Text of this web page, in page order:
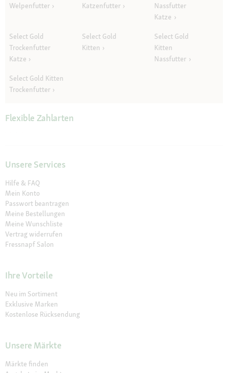
Welpenfutter
Katzenfutter
Nassfutter
Katze
Select Gold
Trockenfutter
Katze
Select Gold
Kitten
Select Gold
Kitten
Nassfutter
Select Gold Kitten
Trockenfutter
Flexible Zahlarten
Unsere Services
Hilfe & FAQ
Mein Konto
Passwort beantragen
Meine Bestellungen
Meine Wunschliste
Vertrag widerrufen
Fressnapf Salon
Ihre Vorteile
Neu im Sortiment
Exklusive Marken
Kostenlose Rücksendung
Unsere Märkte
Märkte finden